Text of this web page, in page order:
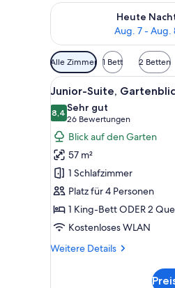
Heute
Aug. 7 - Aug.
Überprüfe die
Verfügbare
Filter
für
Zimmer
Alle Zimmer 1 Bett 2 Betten
Alle
Fotos
für
Junior-
Suite,
Gartenblick
(Eden)
anzeigen
2
Junior-Suite,
8,48,4 von 10
Sehr gut
26 Bewertungen
(26
Bewertungen)
Blick auf den Garten
57 m²
1 Schlafzimmer
Platz für 4 Personen
1 King-Bett ODER 2
Kostenloses WLAN
Weitere Details
Weitere